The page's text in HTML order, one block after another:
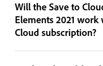
Will the Save to
Elements 2021
Cloud subscription?